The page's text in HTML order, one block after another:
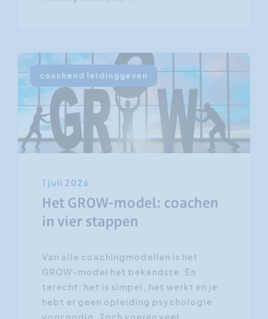
coachend leidinggeven
1 juli 2026
Het GROW-model: coachen
in vier stappen
Van alle coachingmodellen is het
GROW-model het bekendste. En
terecht: het is simpel, het werkt en je
hebt er geen opleiding psychologie